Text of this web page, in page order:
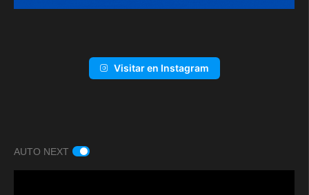
Visitar en Instagram
AUTO NEXT